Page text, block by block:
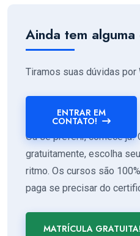
Ainda tem
Tiramos suas dúvidas por
ENTRAR EM
CONTATO!
Ou se preferir, comece já!
gratuitamente, escolha
ritmo. Os cursos são
paga se precisar do
MATRÍCULA GRATUITA!